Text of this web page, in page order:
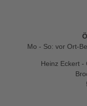
Mo - So: vor Ort-
Heinz Eckert -